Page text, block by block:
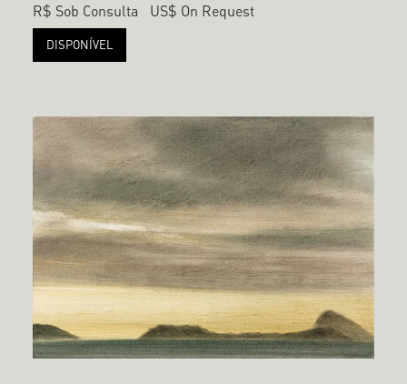
R$ Sob Consulta US$ On Request
DISPONÍVEL